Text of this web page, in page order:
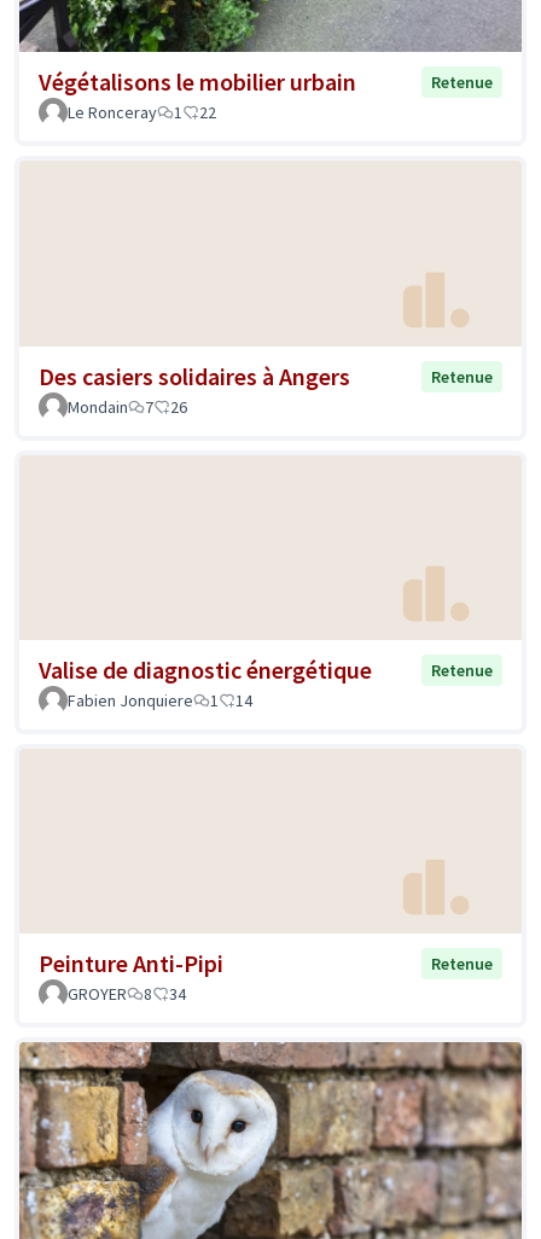
Végétalisons le mobilier urbain
Retenue
Le Ronceray
1 22
Des casiers solidaires à Angers
Retenue
Mondain
7 26
Valise de diagnostic énergétique
Retenue
Fabien Jonquiere
1 14
Peinture Anti-Pipi
Retenue
GROYER
8 34